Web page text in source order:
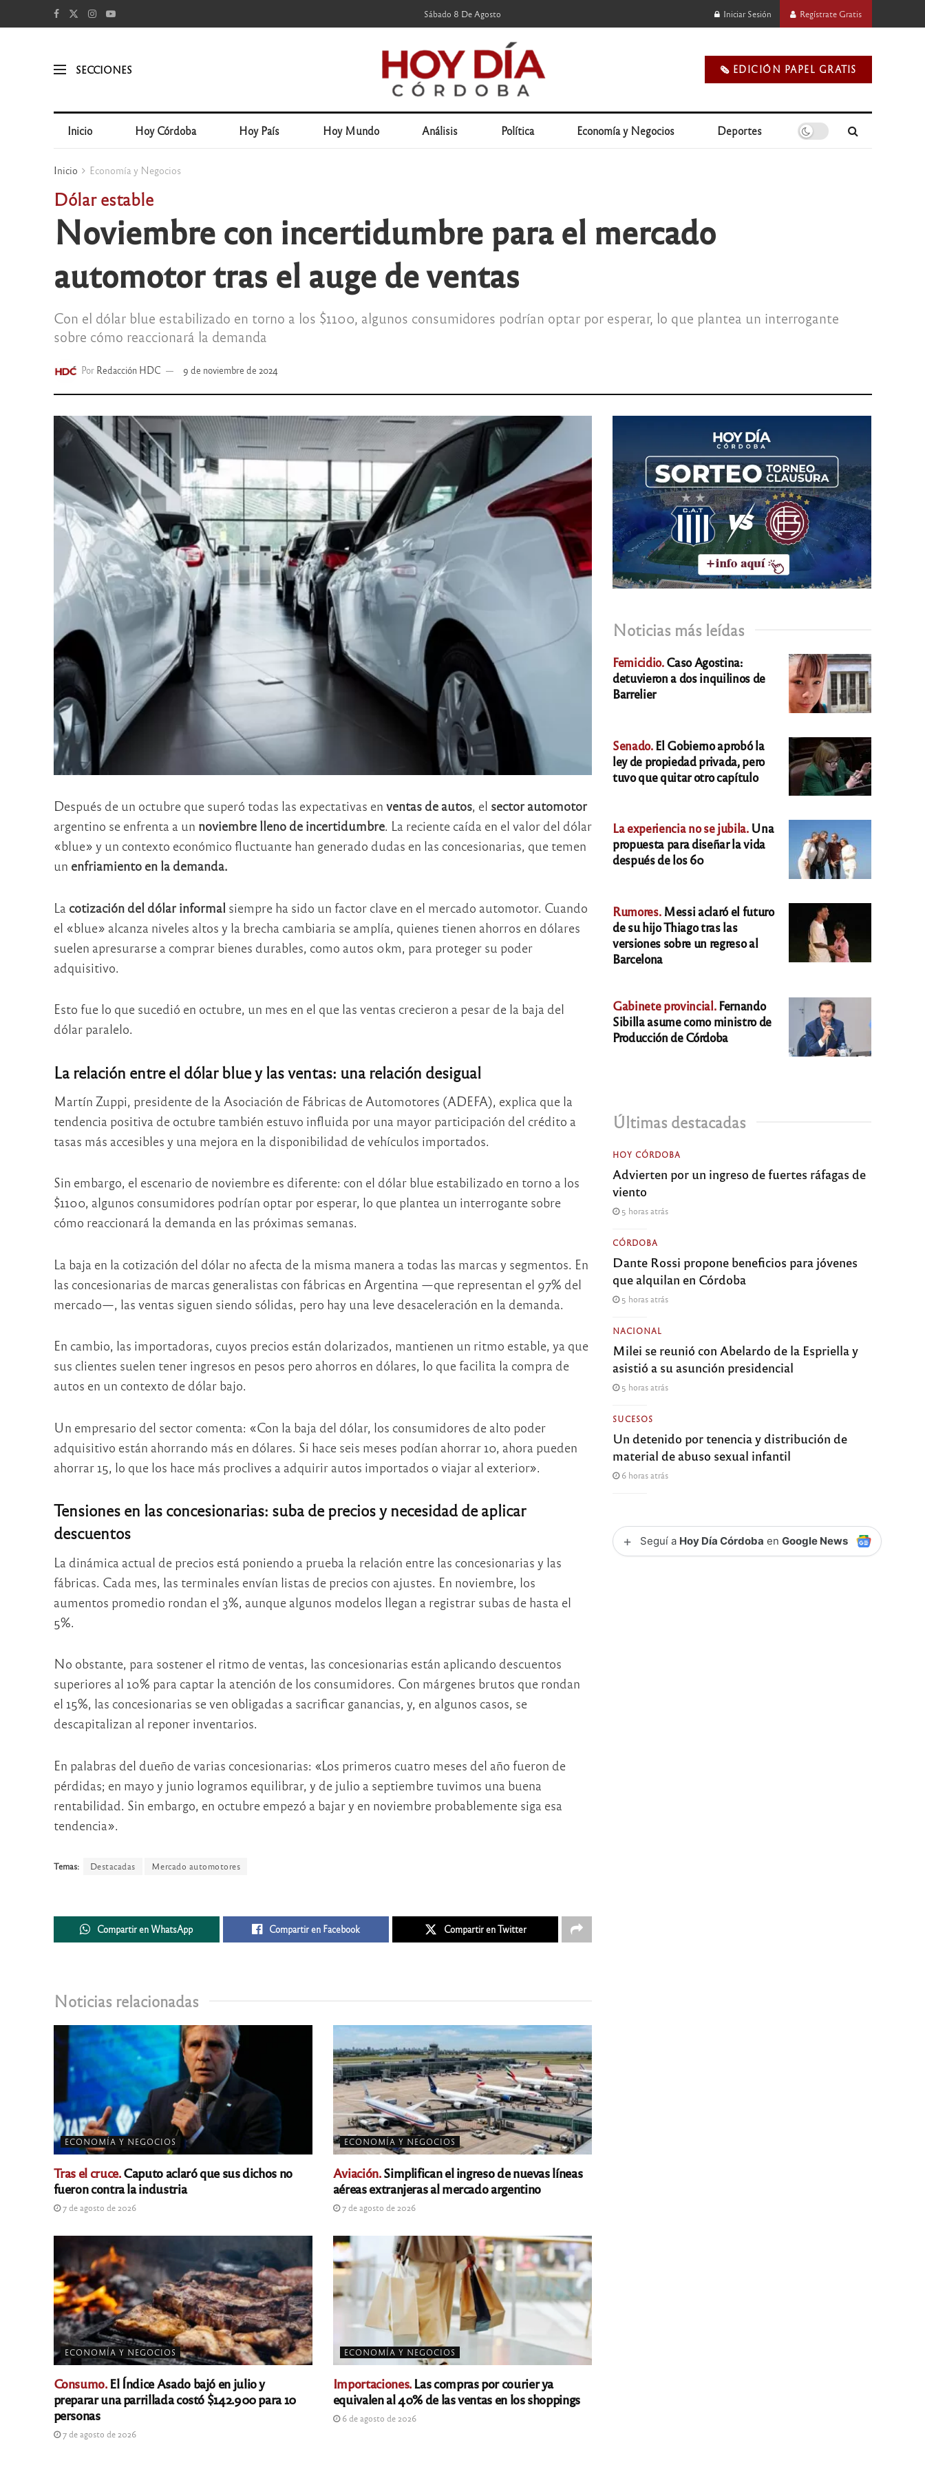
Sábado 8 De Agosto Iniciar Sesión Regístrate Gratis
SECCIONES 🗞️ EDICIÓN PAPEL GRATIS
Inicio Hoy Córdoba Hoy País Hoy Mundo Análisis Política Economía y Negocios Deportes
Inicio Economía y Negocios
Dólar estable
Noviembre con incertidumbre para el mercado
automotor tras el auge de ventas
Con el dólar blue estabilizado en torno a los $1100, algunos consumidores podrían optar por esperar, lo que plantea un interrogante
sobre cómo reaccionará la demanda
Por Redacción HDC 9 de noviembre de 2024
Después de un octubre que superó todas las expectativas en ventas de autos, el sector automotor
argentino se enfrenta a un noviembre lleno de incertidumbre. La reciente caída en el valor del dólar
«blue» y un contexto económico fluctuante han generado dudas en las concesionarias, que temen
un enfriamiento en la demanda.
La cotización del dólar informal siempre ha sido un factor clave en el mercado automotor. Cuando
el «blue» alcanza niveles altos y la brecha cambiaria se amplía, quienes tienen ahorros en dólares
suelen apresurarse a comprar bienes durables, como autos 0km, para proteger su poder
adquisitivo.
Esto fue lo que sucedió en octubre, un mes en el que las ventas crecieron a pesar de la baja del
dólar paralelo.
La relación entre el dólar blue y las ventas: una relación desigual
Martín Zuppi, presidente de la Asociación de Fábricas de Automotores (ADEFA), explica que la
tendencia positiva de octubre también estuvo influida por una mayor participación del crédito a
tasas más accesibles y una mejora en la disponibilidad de vehículos importados.
Sin embargo, el escenario de noviembre es diferente: con el dólar blue estabilizado en torno a los
$1100, algunos consumidores podrían optar por esperar, lo que plantea un interrogante sobre
cómo reaccionará la demanda en las próximas semanas.
La baja en la cotización del dólar no afecta de la misma manera a todas las marcas y segmentos. En
las concesionarias de marcas generalistas con fábricas en Argentina —que representan el 97% del
mercado—, las ventas siguen siendo sólidas, pero hay una leve desaceleración en la demanda.
En cambio, las importadoras, cuyos precios están dolarizados, mantienen un ritmo estable, ya que
sus clientes suelen tener ingresos en pesos pero ahorros en dólares, lo que facilita la compra de
autos en un contexto de dólar bajo.
Un empresario del sector comenta: «Con la baja del dólar, los consumidores de alto poder
adquisitivo están ahorrando más en dólares. Si hace seis meses podían ahorrar 10, ahora pueden
ahorrar 15, lo que los hace más proclives a adquirir autos importados o viajar al exterior».
Tensiones en las concesionarias: suba de precios y necesidad de aplicar
descuentos
La dinámica actual de precios está poniendo a prueba la relación entre las concesionarias y las
fábricas. Cada mes, las terminales envían listas de precios con ajustes. En noviembre, los
aumentos promedio rondan el 3%, aunque algunos modelos llegan a registrar subas de hasta el
5%.
No obstante, para sostener el ritmo de ventas, las concesionarias están aplicando descuentos
superiores al 10% para captar la atención de los consumidores. Con márgenes brutos que rondan
el 15%, las concesionarias se ven obligadas a sacrificar ganancias, y, en algunos casos, se
descapitalizan al reponer inventarios.
En palabras del dueño de varias concesionarias: «Los primeros cuatro meses del año fueron de
pérdidas; en mayo y junio logramos equilibrar, y de julio a septiembre tuvimos una buena
rentabilidad. Sin embargo, en octubre empezó a bajar y en noviembre probablemente siga esa
tendencia».
Temas: Destacadas Mercado automotores
Compartir en WhatsApp Compartir en Facebook Compartir en Twitter
Noticias relacionadas
ECONOMÍA Y NEGOCIOS
Tras el cruce.Caputo aclaró que sus dichos no
fueron contra la industria
7 de agosto de 2026
ECONOMÍA Y NEGOCIOS
Aviación.Simplifican el ingreso de nuevas líneas
aéreas extranjeras al mercado argentino
7 de agosto de 2026
ECONOMÍA Y NEGOCIOS
Consumo.El Índice Asado bajó en julio y
preparar una parrillada costó $142.900 para 10
personas
7 de agosto de 2026
ECONOMÍA Y NEGOCIOS
Importaciones.Las compras por courier ya
equivalen al 40% de las ventas en los shoppings
6 de agosto de 2026
Noticias más leídas
Femicidio.Caso Agostina:
detuvieron a dos inquilinos de
Barrelier
Senado.El Gobierno aprobó la
ley de propiedad privada, pero
tuvo que quitar otro capítulo
La experiencia no se jubila.Una
propuesta para diseñar la vida
después de los 60
Rumores.Messi aclaró el futuro
de su hijo Thiago tras las
versiones sobre un regreso al
Barcelona
Gabinete provincial.Fernando
Sibilla asume como ministro de
Producción de Córdoba
Últimas destacadas
HOY CÓRDOBA
Advierten por un ingreso de fuertes ráfagas de
viento
5 horas atrás
CÓRDOBA
Dante Rossi propone beneficios para jóvenes
que alquilan en Córdoba
5 horas atrás
NACIONAL
Milei se reunió con Abelardo de la Espriella y
asistió a su asunción presidencial
5 horas atrás
SUCESOS
Un detenido por tenencia y distribución de
material de abuso sexual infantil
6 horas atrás
+ Seguí a Hoy Día Córdoba enGoogle News